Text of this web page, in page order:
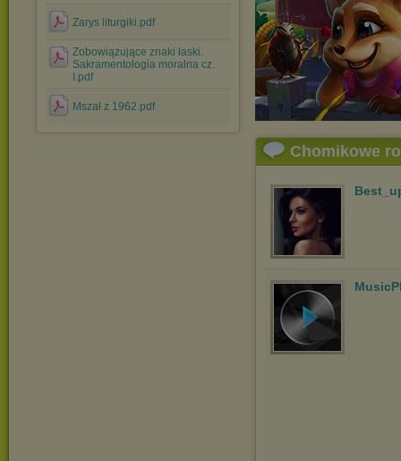
Zarys liturgiki.pdf
Zobowiązujące znaki łaski.
Sakramentologia moralna cz.
I.pdf
Mszał z 1962.pdf
Chomikowe